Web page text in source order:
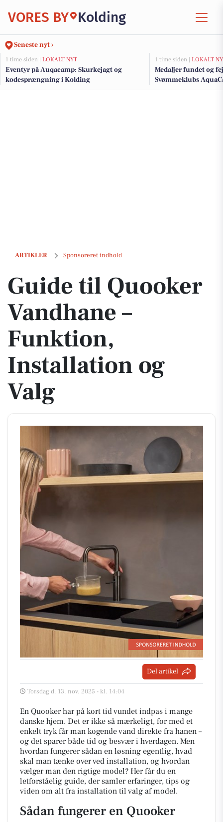
VORES BY Kolding
Seneste nyt ›
1 time siden | LOKALT NYT
Eventyr på Auqacamp: Skurkejagt og
kodesprængning i Kolding
1 time siden | LOKALT
Medaljer fundet og
Svømmeklubs
ARTIKLER Sponsoreret indhold
Guide til Quooker Vandhane – Funktion, Installation og Valg
Guide til Quooker
Vandhane –
Funktion,
Installation og
Valg
Del artikel
Torsdag d. 13. nov. 2025 - kl. 14:04
En Quooker har på kort tid vundet indpas i mange
danske hjem. Det er ikke så mærkeligt, for med et
enkelt tryk får man kogende vand direkte fra hanen –
og det sparer både tid og besvær i hverdagen. Men
hvordan fungerer sådan en løsning egentlig, hvad
skal man tænke over ved installation, og hvordan
vælger man den rigtige model? Her får du en
letforståelig guide, der samler erfaringer, tips og
viden om alt fra installation til valg af model.
Sådan fungerer en Quooker